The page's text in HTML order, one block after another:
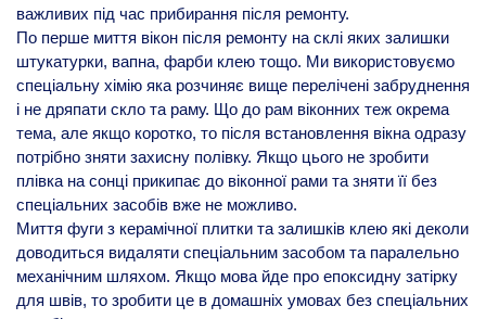
важливих під час прибирання після ремонту.
По перше миття вікон після ремонту на склі яких залишки
штукатурки, вапна, фарби клею тощо. Ми використовуємо
спеціальну хімію яка розчиняє вище перелічені забруднення
і не дряпати скло та раму. Що до рам віконних теж окрема
тема, але якщо коротко, то після встановлення вікна одразу
потрібно зняти захисну полівку. Якщо цього не зробити
плівка на сонці прикипає до віконної рами та зняти її без
спеціальних засобів вже не можливо.
Миття фуги з керамічної плитки та залишків клею які деколи
доводиться видаляти спеціальним засобом та паралельно
механічним шляхом. Якщо мова йде про епоксидну затірку
для швів, то зробити це в домашніх умовах без спеціальних